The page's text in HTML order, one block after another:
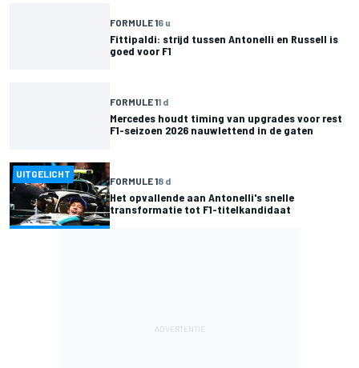
FORMULE 16 u
Fittipaldi: strijd tussen Antonelli en Russell is
goed voor F1
FORMULE 11 d
Mercedes houdt timing van upgrades voor rest
F1-seizoen 2026 nauwlettend in de gaten
UITGELICHT
FORMULE 18 d
Het opvallende aan Antonelli's snelle
transformatie tot F1-titelkandidaat